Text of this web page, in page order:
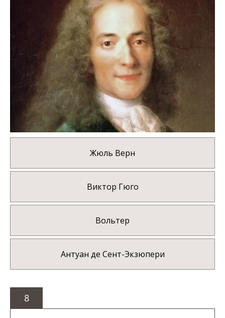
Жюль Верн
Виктор Гюго
Вольтер
Антуан де Сент-Экзюпери
8